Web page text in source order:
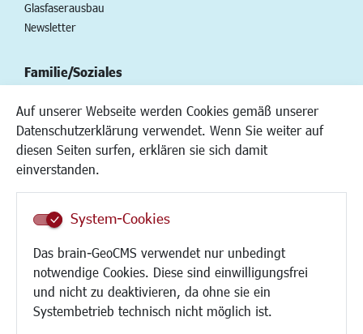
Auf unserer Webseite werden Cookies gemäß unserer
Datenschutzerklärung verwendet. Wenn Sie weiter auf
diesen Seiten surfen, erklären sie sich damit
einverstanden.
System-Cookies
Das brain-GeoCMS verwendet nur unbedingt
notwendige Cookies. Diese sind einwilligungsfrei
und nicht zu deaktivieren, da ohne sie ein
Systembetrieb technisch nicht möglich ist.
Glasfaserausbau
Newsletter
Familie/Soziales
Kinderbetreuung
Kinder und Jugend
Institutionen für Familien
Frauen
Schule
Demokratie leben
Ukrainehilfe
Hilfe für Geflüchtete
Religion